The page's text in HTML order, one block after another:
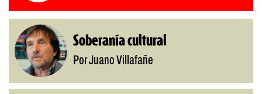
Soberanía cultural
Por Juano Villafañe